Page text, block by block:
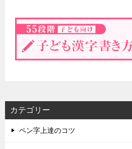
カテゴリー
ペン字上達のコツ